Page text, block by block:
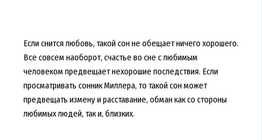
Если снится любовь, такой сон не обещает ничего хорошего.
Все совсем наоборот, счастье во сне с любимым
человеком предвещает нехорошие последствия. Если
просматривать сонник Миллера, то такой сон может
предвещать измену и расставание, обман как со стороны
любимых людей, так и, близких.